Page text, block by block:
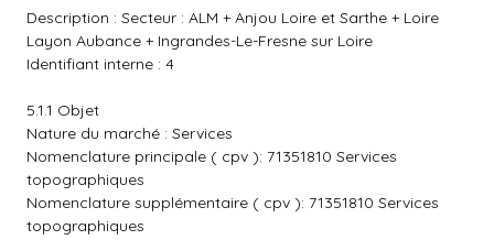
Description : Secteur : ALM + Anjou Loire et Sarthe + Loire
Layon Aubance + Ingrandes-Le-Fresne sur Loire
Identifiant interne : 4
5.1.1 Objet
Nature du marché : Services
Nomenclature principale ( cpv ): 71351810 Services
topographiques
Nomenclature supplémentaire ( cpv ): 71351810 Services
topographiques